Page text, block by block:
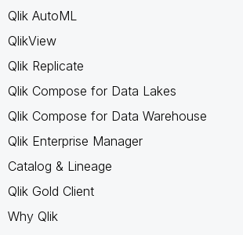
Qlik AutoML
QlikView
Qlik Replicate
Qlik Compose for Data Lakes
Qlik Compose for Data Warehouse
Qlik Enterprise Manager
Catalog & Lineage
Qlik Gold Client
Why Qlik